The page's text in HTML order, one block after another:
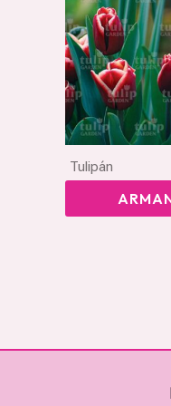
Tulipán